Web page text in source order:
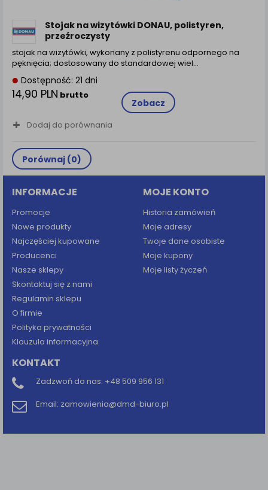
Stojak na wizytówki DONAU, polistyren,
przeźroczysty
stojak na wizytówki, wykonany z polistyrenu odpornego na
pęknięcia; dostosowany do standardowej wiel...
Dostępność: 21 dni
14,90 PLN brutto
Zobacz
Dodaj do porównania
Porównaj (0)
INFORMACJE
Promocje
Nowe produkty
Najczęściej kupowane
Producenci
Nasze sklepy
Skontaktuj się z nami
Regulamin sklepu
O firmie
Polityka prywatności
Klauzula informacyjna
MOJE KONTO
Historia zamówień
Moje adresy
Twoje dane osobiste
Moje kupony
Moje listy życzeń
KONTAKT
Zadzwoń do nas: +48 509 956 131
Email: zamowienia@dmd-biuro.pl
Każda Państwa zgoda jest dobrowolna i można ją w
dowolnym momencie wycofać.
Polityka prywatności (rozwiń)
Klauzula Informacyjna (rozwiń)
Lista Zaufanych Partnerów (rozwiń)